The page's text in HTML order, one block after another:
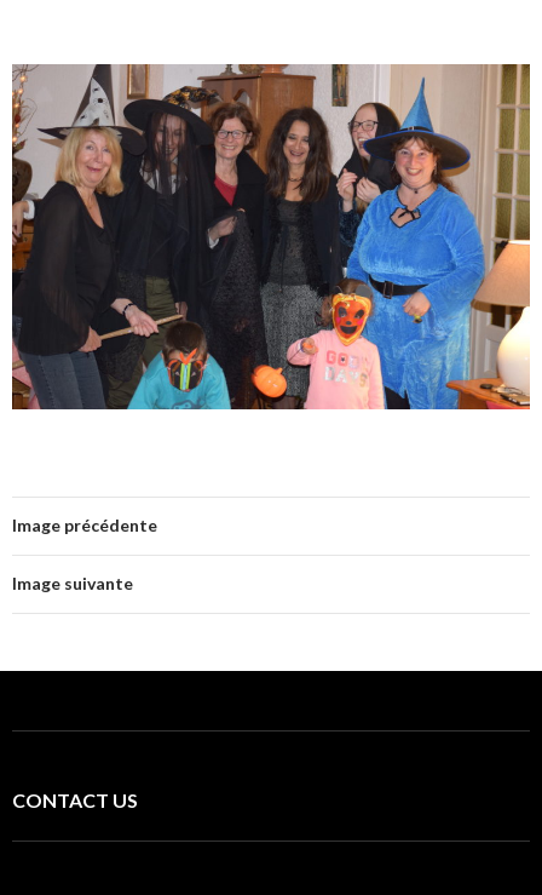
Image précédente
Image suivante
CONTACT US